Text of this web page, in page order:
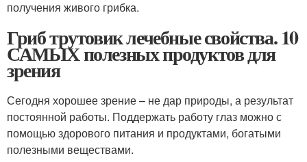
получения живого грибка.
Гриб трутовик лечебные свойства. 10
САМЫХ полезных продуктов для
зрения
Сегодня хорошее зрение – не дар природы, а результат
постоянной работы. Поддержать работу глаз можно с
помощью здорового питания и продуктами, богатыми
полезными веществами.